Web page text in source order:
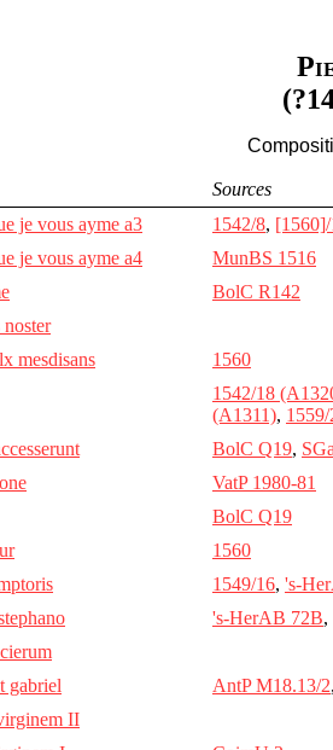
Sources
je vous ayme a3
1542/8,
je vous ayme a4
MunBS 1516
BolC R142
mesdisans
1560
1542/18
(A1311),
BolC Q19,
VatP 1980-81
BolC Q19
1560
1549/16, 's-
's-HerAB 72B,
gabriel
AntP M18.13/2
II